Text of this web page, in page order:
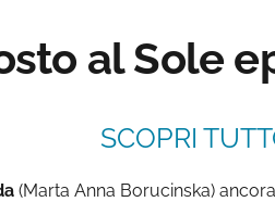
al Sole
SCOPRI
(Marta Anna Borucinska)